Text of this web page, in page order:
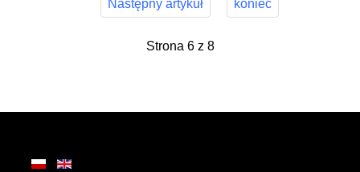
Następny artykuł
koniec
Strona 6 z 8